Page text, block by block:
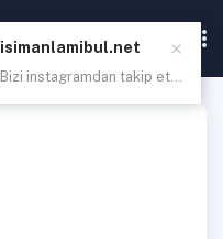
×
isimanlamibul.net
Bizi instagramdan takip et...